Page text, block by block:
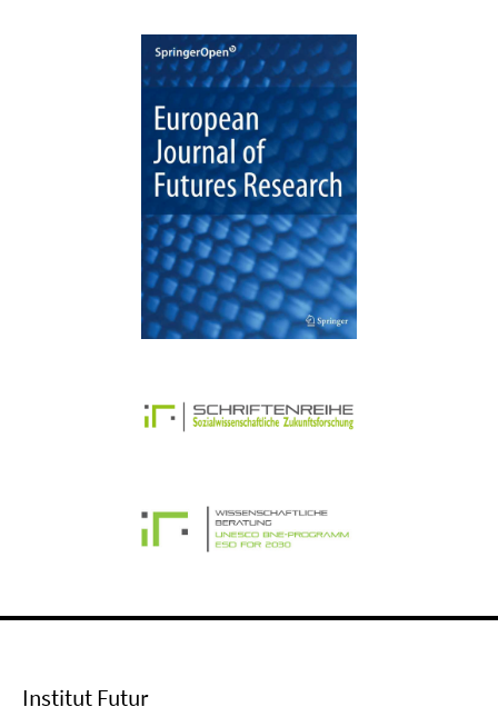
Institut Futur